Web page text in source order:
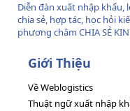
Diễn đàn xuất nhập khẩu,
chia sẻ, hợp tác, học hỏi
phương châm CHIA SẺ
Giới Thiệu
Về Weblogistics
Thuật ngữ xuất nhập